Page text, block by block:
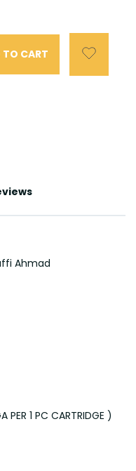
TO CART
Ahmad
1 PC CARTRIDGE )